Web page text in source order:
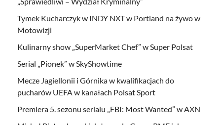
Tymek Kucharczyk w INDY NXT w Portland na żywo w
Motowizji
Kulinarny show „SuperMarket Chef” w Super Polsat
Serial „Pionek” w SkyShowtime
Mecze Jagiellonii i Górnika w kwalifikacjach do
pucharów UEFA w kanałach Polsat Sport
Premiera 5. sezonu serialu „FBI: Most Wanted” w AXN